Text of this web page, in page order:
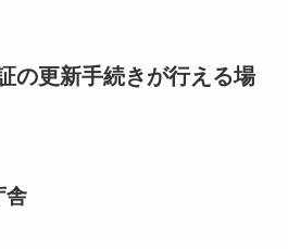
の更新手続きが行える場
舎